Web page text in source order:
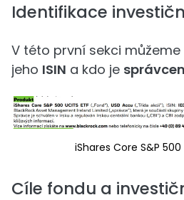
Identifikace
V této první sekci
jeho ISIN a kdo je
iShares Core S&P 500
Cíle fondu a